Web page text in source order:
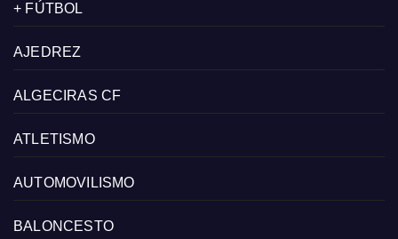
+ FÚTBOL
AJEDREZ
ALGECIRAS CF
ATLETISMO
AUTOMOVILISMO
BALONCESTO